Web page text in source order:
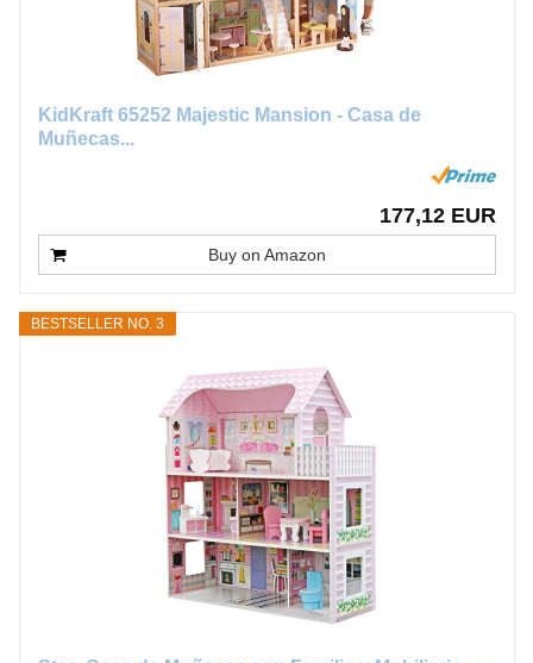
KidKraft 65252 Majestic Mansion - Casa de
Muñecas...
177,12 EUR
Buy on Amazon
BESTSELLER NO. 3